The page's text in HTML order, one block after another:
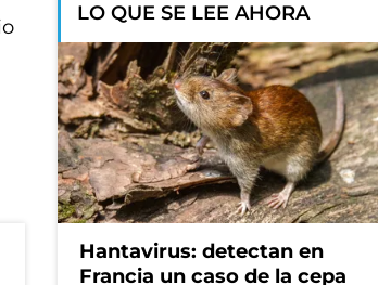
LO QUE SE LEE AHORA
Hantavirus: detectan en
Francia un caso de la cepa